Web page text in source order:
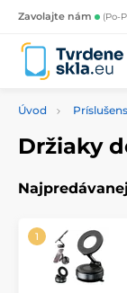
Zavolajte nám (Po-
Úvod
Držiaky